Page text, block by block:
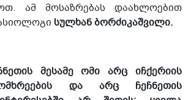
ამ მოსაზრებას დაახლოებით
სულხან ბორძიკაშვილი.
მესამე ომი არც იჩქერიის
და არც ჩეჩნეთის